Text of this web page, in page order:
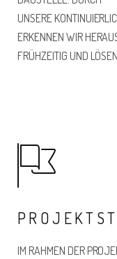
UNSERE
ERKENNEN WIR
FRÜHZEITIG UND
IM RAHMEN DER